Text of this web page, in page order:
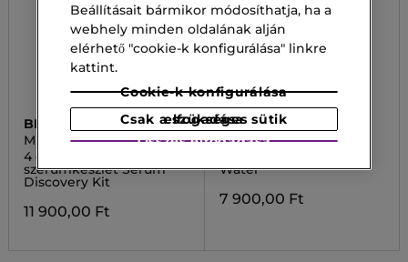
BEAUTY OF JOSEON
MULTI-LINE
4 darabos mini
szérumkészlet Serum
Discovery Kit
11 900,00 Ft
BEAUTY OF JOSEON
GINSENG
Water
7 900,00 Ft
Beállításait bármikor módosíthatja, ha a
webhely minden oldalának alján
elérhető "cookie-k konfigurálása" linkre
kattint.
Cookie-k konfigurálása
Csak a szükséges sütik elfogadása
Összes elfogadása